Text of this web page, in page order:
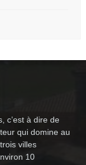
c’est à dire de
qui domine au
villes
10